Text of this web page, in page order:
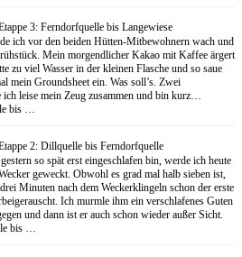
3: Ferndorfquelle bis Langewiese
ich vor den beiden Hütten-Mitbewohnern wach und
Mein morgendlicher Kakao mit Kaffee ärgert
zu viel Wasser in der kleinen Flasche und so saue
mein Groundsheet ein. Was soll’s. Zwei
leise mein Zeug zusammen und bin kurz…
bis …
2: Dillquelle bis Ferndorfquelle
so spät erst eingeschlafen bin, werde ich heute
geweckt. Obwohl es grad mal halb sieben ist,
Minuten nach dem Weckerklingeln schon der erste
Ich murmle ihm ein verschlafenes Guten
und dann ist er auch schon wieder außer Sicht.
bis …